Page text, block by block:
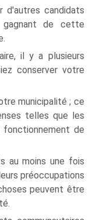
candidats
gagnant de cette
il y a plusieurs
conserver votre
municipalité ; ce
telles que les
fonctionnement de
au moins une fois
préoccupations
peuvent être